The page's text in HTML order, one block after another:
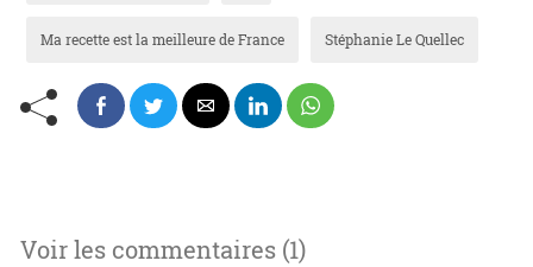
Ma recette est la meilleure de France Stéphanie Le Quellec
Voir les commentaires (1)